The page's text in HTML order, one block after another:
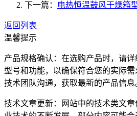
下一篇：
电热恒温鼓风干燥箱
返回列表
温馨提示
产品规格确认：在选购产品时，请详
型号和功能，以确保符合您的实际
技术团队沟通，获取最新的产品信息
技术文章更新：网站中的技术类文